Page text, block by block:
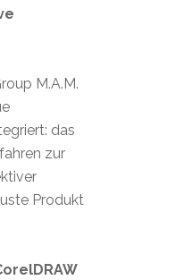
M.A.M.
das
zur
Produkt